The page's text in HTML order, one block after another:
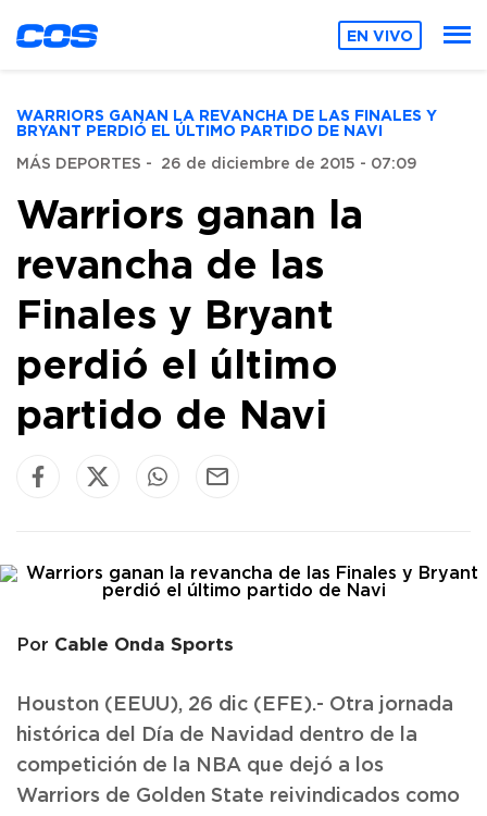
EN VIVO
WARRIORS GANAN LA REVANCHA DE LAS FINALES Y
BRYANT PERDIÓ EL ÚLTIMO PARTIDO DE NAVI
MÁS DEPORTES - 26 de diciembre de 2015 - 07:09
Warriors ganan la
revancha de las
Finales y Bryant
perdió el último
partido de Navi
Por Cable Onda Sports
Houston (EEUU), 26 dic (EFE).- Otra jornada
histórica del Día de Navidad dentro de la
competición de la NBA que dejó a los
Warriors de Golden State reivindicados como